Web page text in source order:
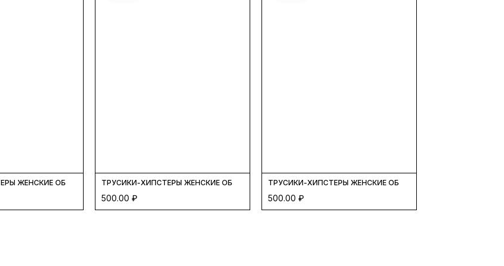
ЖЕНСКИЕ ОБНОВЛЕНИЕ ЧЕРНЫЙ / БЕЛЫЙТРУСИКИ-ХИПСТЕРЫ ЖЕНСКИЕ ОБНОВЛЕНИЕ ФУКСИЯ/ ЧЕРНЫЙ
500.00 ₽
ТРУСИКИ-ХИПСТЕРЫ ЖЕНСКИЕ ОБНОВЛЕНИЕ СИРЕНЕВЫЙ /
500.00 ₽